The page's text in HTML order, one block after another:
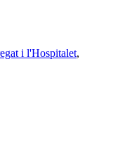
i l'Hospitalet,